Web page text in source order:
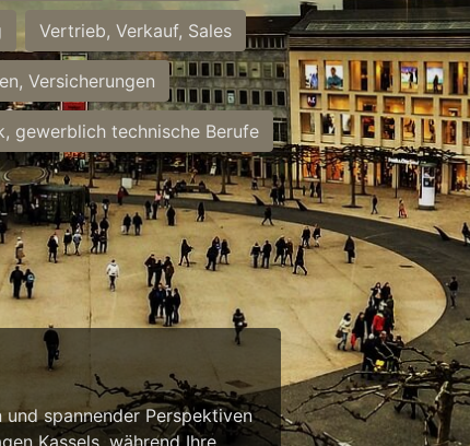
Vertrieb, Verkauf, Sales
Versicherungen
gewerblich technische Berufe
spannender Perspektiven